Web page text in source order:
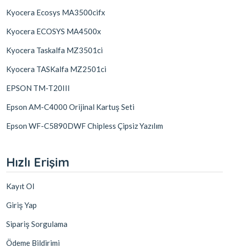
Kyocera Ecosys MA3500cifx
Kyocera ECOSYS MA4500x
Kyocera Taskalfa MZ3501ci
Kyocera TASKalfa MZ2501ci
EPSON TM-T20III
Epson AM-C4000 Orijinal Kartuş Seti
Epson WF-C5890DWF Chipless Çipsiz Yazılım
Hızlı Erişim
Kayıt Ol
Giriş Yap
Sipariş Sorgulama
Ödeme Bildirimi